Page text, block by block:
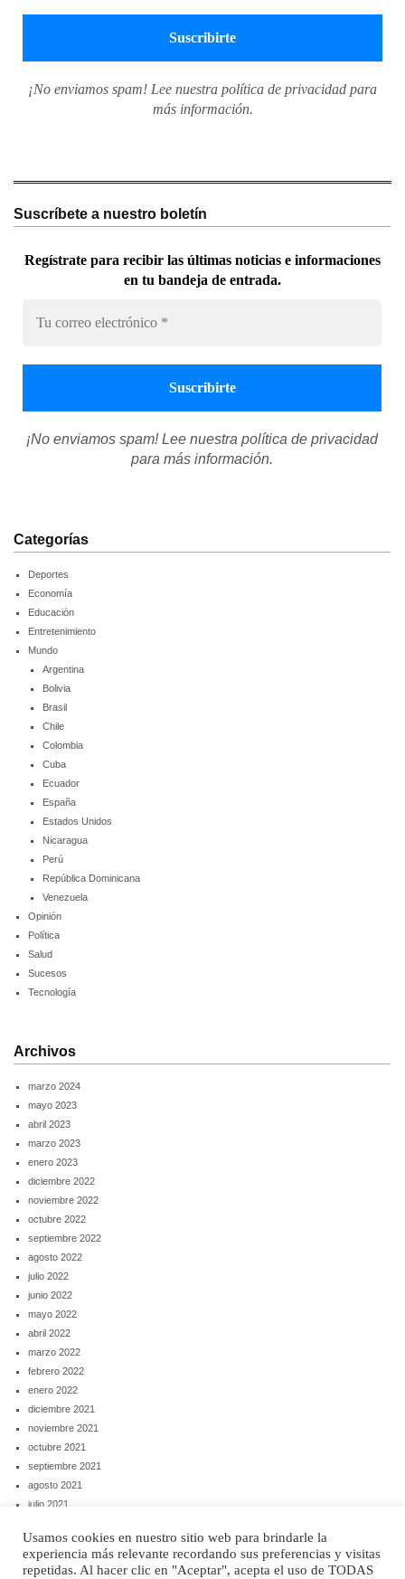
¡No enviamos spam! Lee nuestra política de privacidad para
más información.
Suscríbete a nuestro boletín
Regístrate para recibir las últimas noticias e informaciones
en tu bandeja de entrada.
¡No enviamos spam! Lee nuestra política de privacidad
para más información.
Categorías
Deportes
Economía
Educación
Entretenimiento
Mundo
Argentina
Bolivia
Brasil
Chile
Colombia
Cuba
Ecuador
España
Estados Unidos
Nicaragua
Perú
República Dominicana
Venezuela
Opinión
Política
Salud
Sucesos
Tecnología
Archivos
marzo 2024
mayo 2023
abril 2023
marzo 2023
enero 2023
diciembre 2022
noviembre 2022
octubre 2022
septiembre 2022
agosto 2022
julio 2022
junio 2022
mayo 2022
abril 2022
marzo 2022
febrero 2022
enero 2022
diciembre 2021
noviembre 2021
octubre 2021
septiembre 2021
agosto 2021
julio 2021
mayo 2021
abril 2021
Usamos cookies en nuestro sitio web para brindarle la
experiencia más relevante recordando sus preferencias y visitas
repetidas. Al hacer clic en "Aceptar", acepta el uso de TODAS